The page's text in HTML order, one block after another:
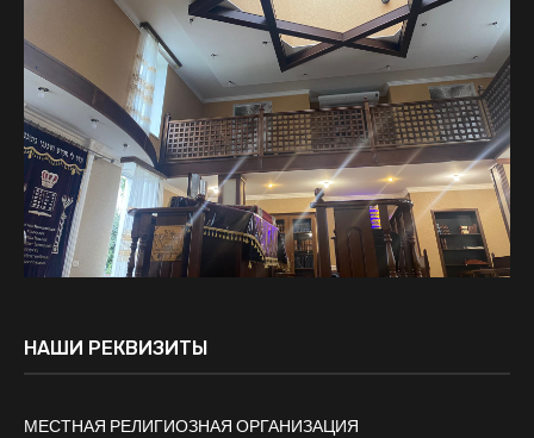
НАШИ РЕКВИЗИТЫ
МЕСТНАЯ РЕЛИГИОЗНАЯ ОРГАНИЗАЦИЯ